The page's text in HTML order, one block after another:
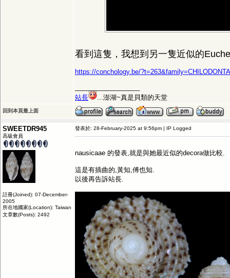
看到這隻，我想到另一隻近似的
https://conchology.be/
站長
...澎湖~真是貝類的天堂
回到本頁最上面
SWEETDR945
高級會員
註冊(Joined): 07-December-
2005
所在地國家(Location): Taiwan
文章數(Posts): 2492
發表於: 28-February-2025 at 9:56pm | IP Logged
nausicaae 的發表,就是與她最近似的decora做比較.
這是有插曲的,黃知,傅也知.
以後再告訴站長.